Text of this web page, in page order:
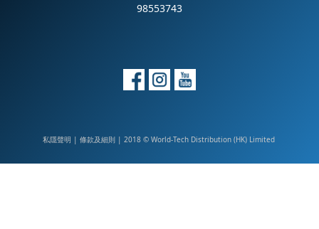
98553743
私隱聲明 | 條款及細則| 2018 © World-Tech Distribution (HK) Limited